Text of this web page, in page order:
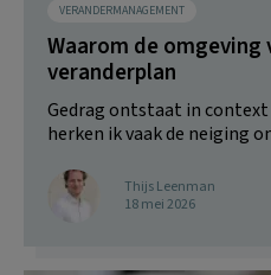
VERANDERMANAGEMENT
Waarom de
veranderplan
Gedrag ontstaat in
herken ik vaak de neiging
Thijs Leenman
18 mei 2026